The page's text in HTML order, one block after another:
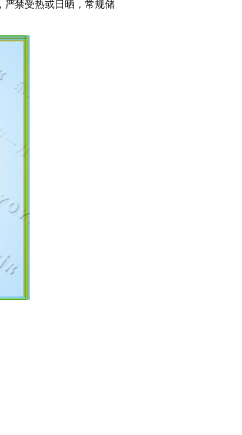
禁受热或日晒，常规储